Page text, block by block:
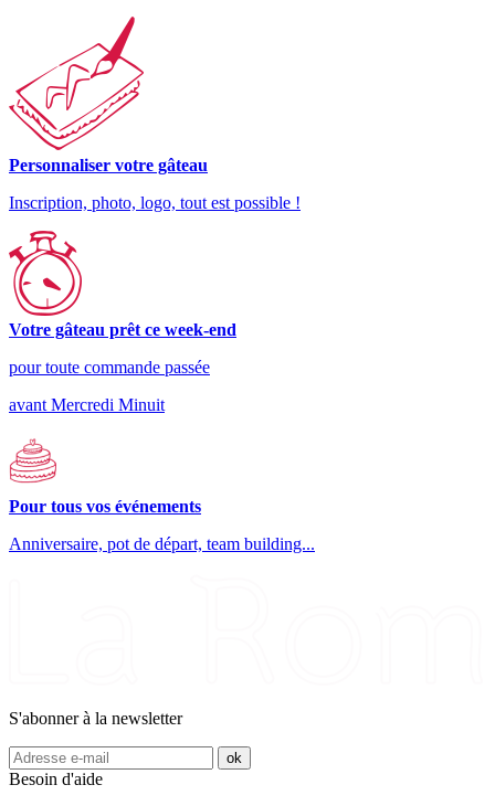
Personnaliser votre gâteau
Inscription, photo, logo, tout est possible !
Votre gâteau prêt ce week-end
pour toute commande passée
avant Mercredi Minuit
Pour tous vos événements
Anniversaire, pot de départ, team building...
S'abonner à la newsletter
Besoin d'aide